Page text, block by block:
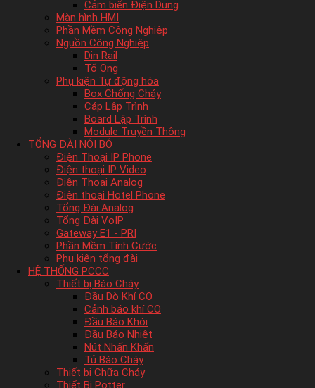
Cảm biến Điện Dung
Màn hình HMI
Phần Mềm Công Nghiệp
Nguồn Công Nghiệp
Din Rail
Tổ Ong
Phụ kiện Tự động hóa
Box Chống Cháy
Cáp Lập Trình
Board Lập Trình
Module Truyền Thông
TỔNG ĐÀI NỘI BỘ
Điện Thoại IP Phone
Điện thoại IP Video
Điện Thoại Analog
Điện thoại Hotel Phone
Tổng Đài Analog
Tổng Đài VoIP
Gateway E1 - PRI
Phần Mềm Tính Cước
Phụ kiện tổng đài
HỆ THỐNG PCCC
Thiết bị Báo Cháy
Đầu Dò Khí CO
Cảnh báo khí CO
Đầu Báo Khói
Đầu Báo Nhiệt
Nút Nhấn Khẩn
Tủ Báo Cháy
Thiết bị Chữa Cháy
Thiết Bị Potter